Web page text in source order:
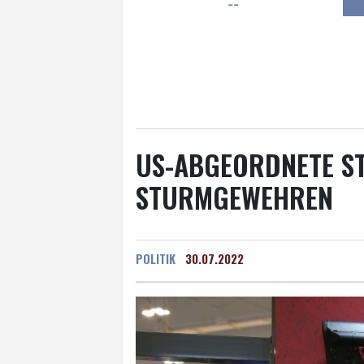
Frankfurt am Main
--
US-ABGEORDNETE
STURMGEWEHREN
POLITIK 30.07.2022